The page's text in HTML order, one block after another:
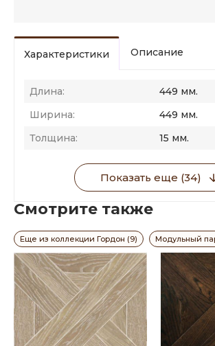
Характеристики Описание
Длина:
449 мм.
Ширина:
449 мм.
Толщина:
15 мм.
Показать еще (34)
Смотрите также
Еще из коллекции Гордон (9) Модульный